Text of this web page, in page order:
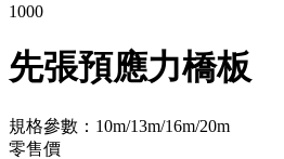
1000
先張預應力橋板
規格參數：10m/13m/16m/20m
零售價